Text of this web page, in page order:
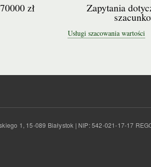
zł Zapytania
Usługi szacowania wartości
1, 15-089 Białystok | NIP: 542-021-17-17